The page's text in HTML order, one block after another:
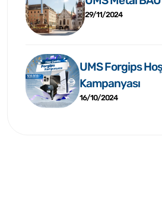
29/11/2024
UMS Forgips
Kampanyası
16/10/2024